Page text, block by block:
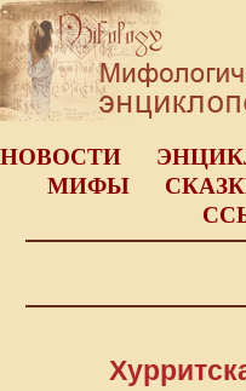
НОВОСТИ
МИФЫ